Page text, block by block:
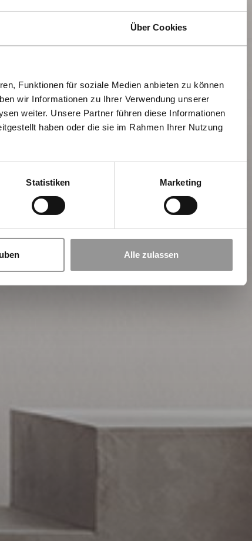
Über Cookies
Funktionen für soziale Medien anbieten zu können
wir Informationen zu Ihrer Verwendung unserer
weiter. Unsere Partner führen diese Informationen
haben oder die sie im Rahmen Ihrer Nutzung
Statistiken Marketing
Alle zulassen